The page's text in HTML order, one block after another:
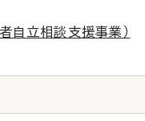
自立相談支援事業）